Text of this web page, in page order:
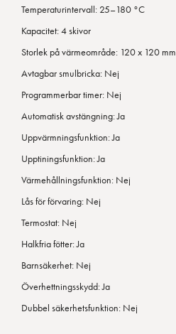
Temperaturintervall: 25–180 °C
Kapacitet: 4 skivor
Storlek på värmeområde: 120 x 120 mm
Avtagbar smulbricka: Nej
Programmerbar timer: Nej
Automatisk avstängning: Ja
Uppvärmningsfunktion: Ja
Upptiningsfunktion: Ja
Värmehållningsfunktion: Nej
Lås för förvaring: Nej
Termostat: Nej
Halkfria fötter: Ja
Barnsäkerhet: Nej
Överhettningsskydd: Ja
Dubbel säkerhetsfunktion: Nej